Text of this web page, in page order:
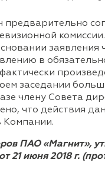
заявления
в
заседании
члену Совета
что действия
Компании.
ПАО «Магнит»,
июня 2018 г.